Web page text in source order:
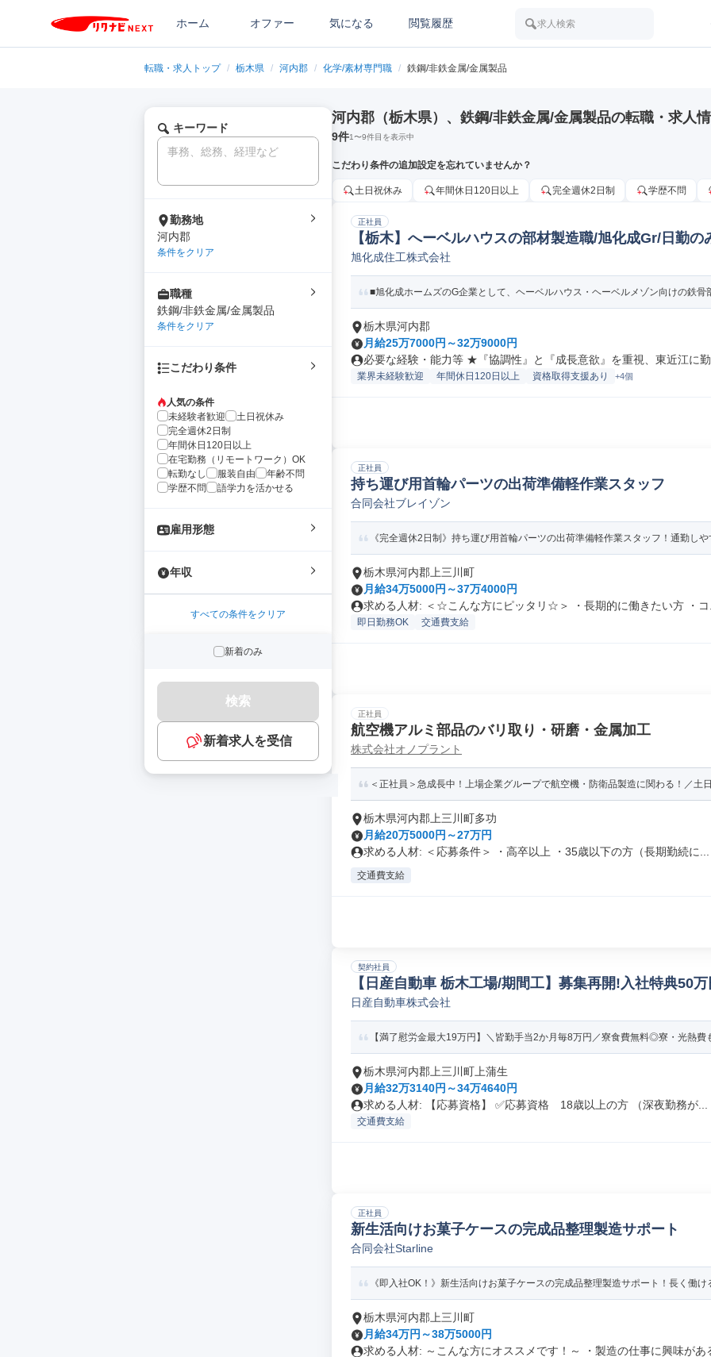
ホーム オファー 気になる 閲覧履歴 求人検索
転職・求人トップ / 栃木県 / 河内郡 / 化学/素材専門職 / 鉄鋼/非鉄金属/金属製品
キーワード
勤務地
河内郡
条件をクリア
職種
鉄鋼/非鉄金属/金属製品
条件をクリア
こだわり条件
人気の条件
未経験者歓迎
土日祝休み
完全週休2日制
年間休日120日以上
在宅勤務（リモートワーク）OK
転勤なし
服装自由
年齢不問
学歴不問
語学力を活かせる
雇用形態
年収
すべての条件をクリア
新着のみ
検索
新着求人を受信
河内郡（栃木県）、鉄鋼/非鉄金属/金属製品の転職・求人
9件1〜9件目を表示中
こだわり条件の追加設定を忘れていませんか？
土日祝休み 年間休日120日以上 完全週休2日制 学歴不問
正社員
【栃木】へーベルハウスの部材製造職/旭化成Gr/日勤
築製品製造オペレーター/ラインマネージャー
旭化成住工株式会社
■旭化成ホームズのG企業として、ヘーベルハウス・ヘーベルメゾン向けの鉄骨
栃木県河内郡
月給25万7000円～32万9000円
必要な経験・能力等 ★『協調性』と『成長意欲』を重視、東近江に
業界未経験歓迎 年間休日120日以上 資格取得支援あり +4個
正社員
持ち運び用首輪パーツの出荷準備軽作業スタッフ
合同会社ブレイゾン
《完全週休2日制》持ち運び用首輪パーツの出荷準備軽作業スタッフ！通勤しや
栃木県河内郡上三川町
月給34万5000円～37万4000円
求める人材: ＜☆こんな方にピッタリ☆＞ ・長期的に働きたい方 ・
即日勤務OK 交通費支給
正社員
航空機アルミ部品のバリ取り・研磨・金属加工
株式会社オノプラント
＜正社員＞急成長中！上場企業グループで航空機・防衛品製造に関わる！／土
栃木県河内郡上三川町多功
月給20万5000円～27万円
求める人材: ＜応募条件＞ ・高卒以上 ・35歳以下の方（長期勤続に...
交通費支給
契約社員
【日産自動車 栃木工場/期間工】募集再開!入社特典50
日産自動車株式会社
【満了慰労金最大19万円】＼皆勤手当2か月毎8万円／寮食費無料◎寮・光熱
栃木県河内郡上三川町上蒲生
月給32万3140円～34万4640円
求める人材: 【応募資格】 ✅応募資格 18歳以上の方 （深夜勤務が...
交通費支給
正社員
新生活向けお菓子ケースの完成品整理製造サポート
合同会社Starline
《即入社OK！》新生活向けお菓子ケースの完成品整理製造サポート！長く働け
栃木県河内郡上三川町
月給34万円～38万5000円
求める人材: ～こんな方にオススメです！～ ・製造の仕事に興味があ